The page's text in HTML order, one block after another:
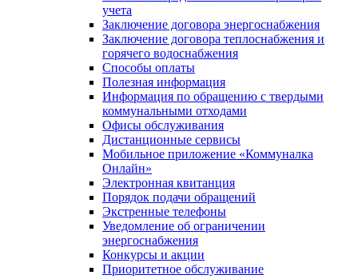
учета
Заключение договора энергоснабжения
Заключение договора теплоснабжения и
горячего водоснабжения
Способы оплаты
Полезная информация
Информация по обращению с твердыми
коммунальными отходами
Офисы обслуживания
Дистанционные сервисы
Мобильное приложение «Коммуналка
Онлайн»
Электронная квитанция
Порядок подачи обращений
Экстренные телефоны
Уведомление об ограничении
энергоснабжения
Конкурсы и акции
Приоритетное обслуживание